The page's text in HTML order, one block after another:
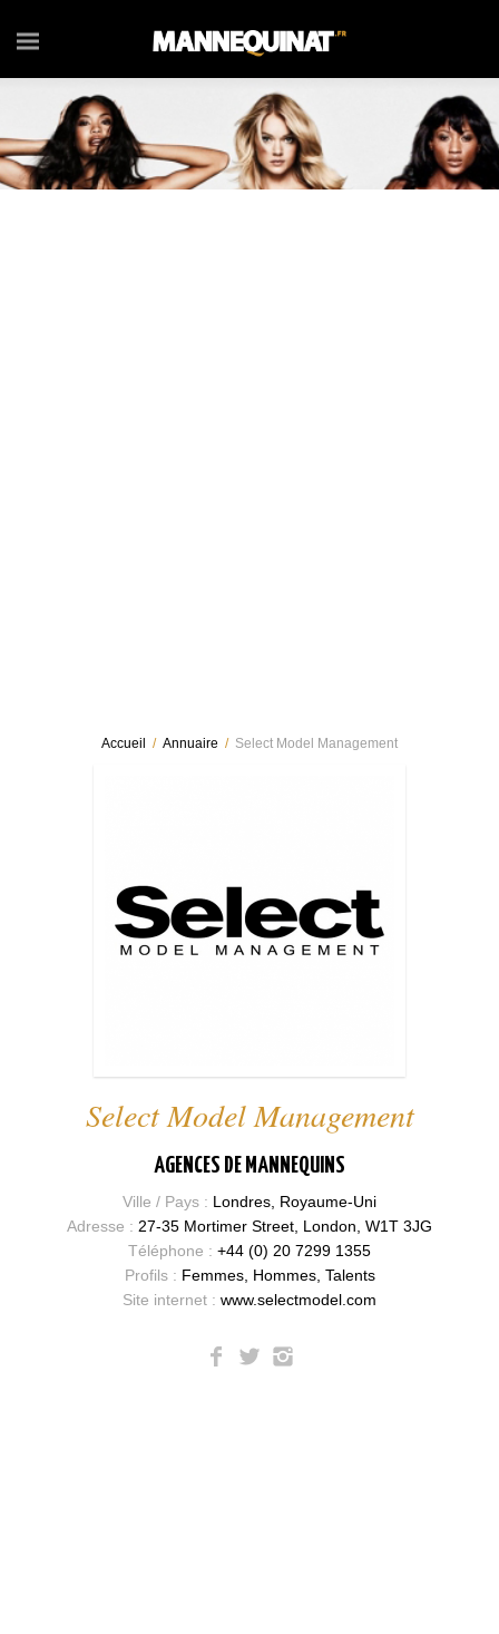
Accueil / Annuaire / Select Model Management
Select Model Management
AGENCES DE MANNEQUINS
Ville / Pays : Londres, Royaume-Uni
Adresse : 27-35 Mortimer Street, London, W1T 3JG
Téléphone : +44 (0) 20 7299 1355
Profils : Femmes, Hommes, Talents
Site internet : www.selectmodel.com